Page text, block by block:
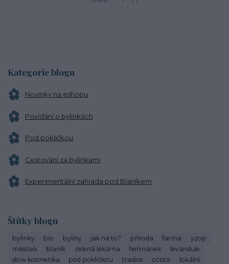
Kategorie blogu
Novinky na eshopu
Povídání o bylinkách
Pod pokličkou
Cestování za bylinkami
Experimentální zahrada pod Blaníkem
Štítky blogu
bylinky bio byliny jak na to? příroda farma
yzop
měsíček
blaník zelená lékárna heřmánek
levandule
slow kosmetika
pod pokličkou tradice očista
lokální